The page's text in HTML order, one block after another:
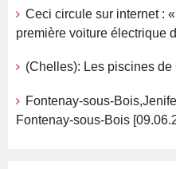
Ceci circule sur internet :
première voiture électrique
(Chelles): Les piscines
Fontenay-sous-
Fontenay-sous-Bois